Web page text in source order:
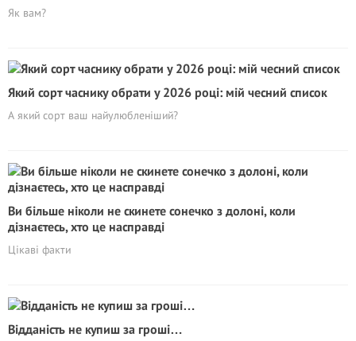
Як вам?
Який сорт часнику обрати у 2026 році: мій чесний список
А який сорт ваш найулюбленіший?
Ви більше ніколи не скинете сонечко з долоні, коли
дізнаєтесь, хто це насправді
Цікаві факти
Відданість не купиш за гроші…